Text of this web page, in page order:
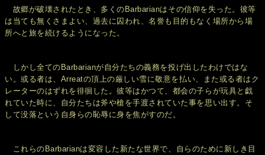
故郷が破壊されたとき、多くのBarbarianはその信仰を失った。彼等
は当ても無くさまよい、過去に囚われ、名誉も目的もなく場所から場
所へと旅を続けるようになった。
しかし全てのBarbarianが自分たちの義務を投げ出したわけではな
い。或る者は、Arreatの頂上の厳しい雪に敬意を払い、また或る者はク
レーターのはずれを徘徊した。彼等はかつて、都会の子らが玩具と戯
れていた時に、自分たちは斧や槍を手渡されていた事を思い出す。そ
して没落という自身らの恥辱に身を焦がすのだ。
これらのBarbarianは変容した新たな世界で、自らのために新しき目